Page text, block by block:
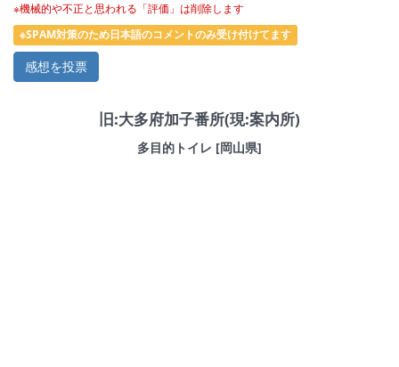
※機械的や不正と思われる「評価」は削除します
※SPAM対策のため日本語のコメントのみ受け付けてます
旧:大多府加子番所(現:案内所)
多目的トイレ [岡山県]